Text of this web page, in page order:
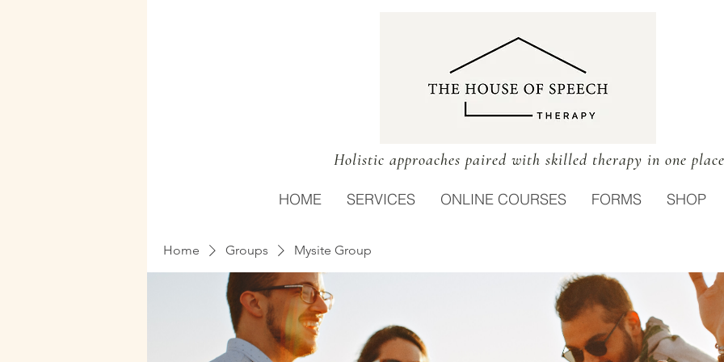
Holistic approaches paired with skilled therapy in one
HOME SERVICES ONLINE COURSES FORMS SHOP
Home Groups Mysite Group